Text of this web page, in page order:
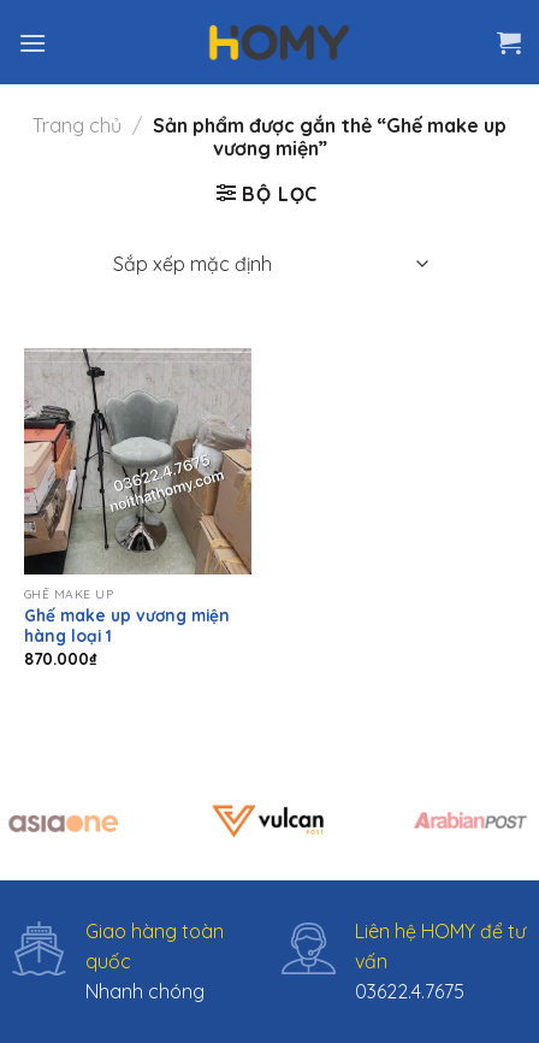
Trang chủ / Sản phẩm được gắn thẻ “Ghế make up
vương miện”
BỘ LỌC
GHẾ MAKE UP
Ghế make up vương miện
hàng loại 1
870.000₫
Giao hàng toàn
quốc
Nhanh chóng
Liên hệ HOMY để tư
vấn
03622.4.7675